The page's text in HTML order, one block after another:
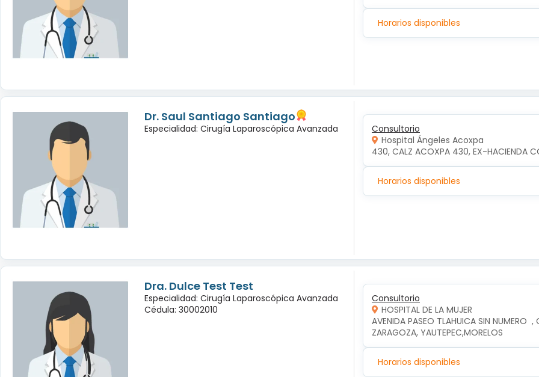
Horarios disponibles
Dr. Saul Santiago Santiago
Especialidad: Cirugía Laparoscópica Avanzada
Consultorio
Hospital Ángeles Acoxpa
430, CALZ ACOXPA 430, EX-HACIENDA
Horarios disponibles
Dra. Dulce Test Test
Especialidad: Cirugía Laparoscópica Avanzada
Cédula: 30002010
Consultorio
HOSPITAL DE LA MUJER
AVENIDA PASEO TLAHUICA SIN NUMERO
ZARAGOZA, YAUTEPEC,MORELOS
Horarios disponibles